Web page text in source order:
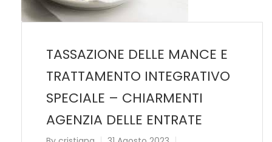
TASSAZIONE DELLE MANCE E
TRATTAMENTO INTEGRATIVO
SPECIALE – CHIARMENTI
AGENZIA DELLE ENTRATE